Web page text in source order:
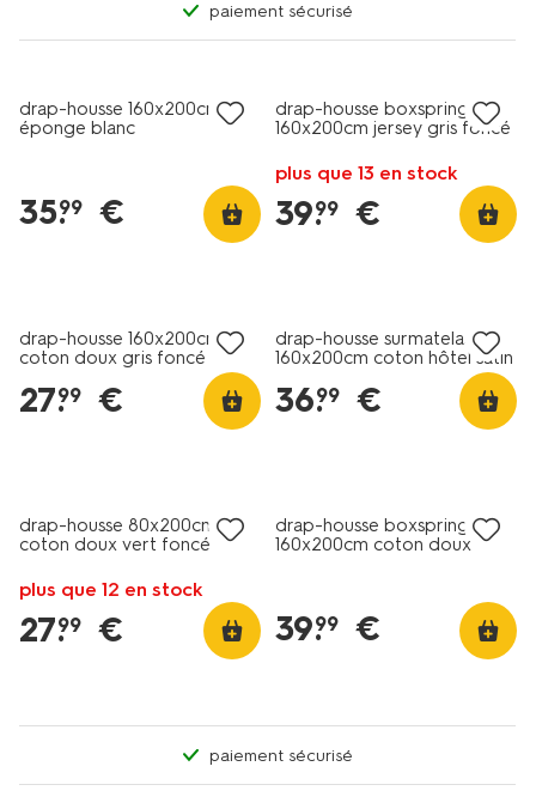
paiement sécurisé
drap-housse 160x200cm
éponge blanc
35.
99 €
drap-housse boxspring
160x200cm jersey gris foncé
plus que 13 en stock
39.
99 €
drap-housse 160x200cm
coton doux gris foncé
27.
99 €
drap-housse surmatelas
160x200cm coton hôtel satin
36.
99 €
drap-housse 80x200cm
coton doux vert foncé
plus que 12 en stock
27.
99 €
drap-housse boxspring
160x200cm coton doux
39.
99 €
paiement sécurisé